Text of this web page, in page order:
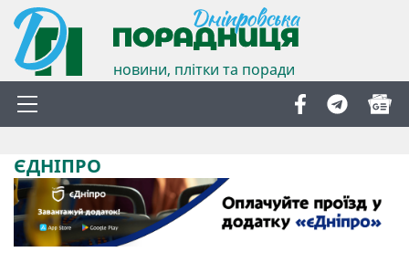
новини, плітки та поради
ЄДНІПРО